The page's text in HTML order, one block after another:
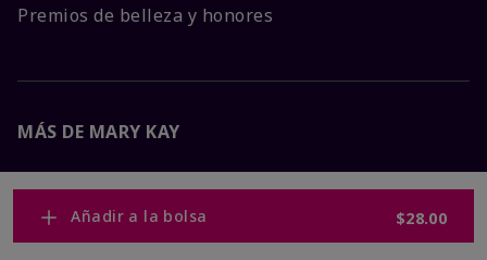
Añadir a la bolsa $28.00
Premios de belleza y honores
MÁS DE MARY KAY
Carreras Corporativas